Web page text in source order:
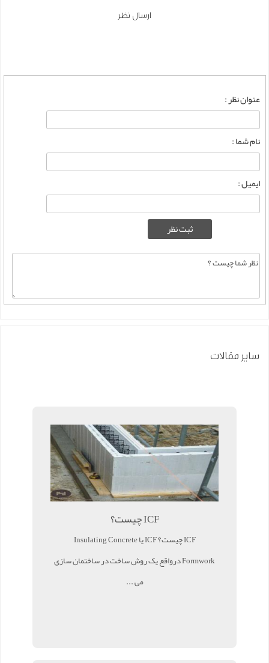
ارسال نظر
عنوان نظر :
نام شما :
ایمیل :
سایر مقالات
ICF چیست؟
ICF چیست؟ ICF یا Insulating Concrete
Formwork درواقع یک روش ساخت در ساختمان سازی
می ...